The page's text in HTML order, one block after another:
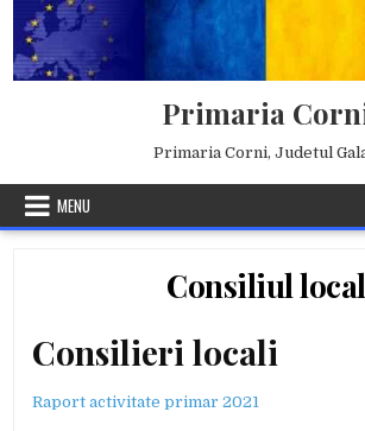
content
Primaria
Primaria Corni, Judetul
MENU
Consiliul local
Consilieri locali
Raport activitate primar 2021